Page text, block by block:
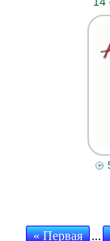
« Первая ...